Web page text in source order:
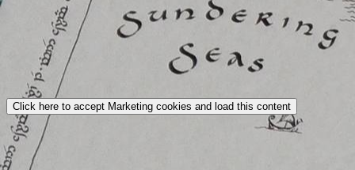
Click here to accept Marketing cookies and load this content